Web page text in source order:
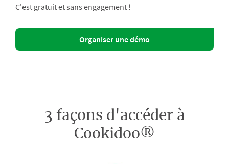
C'est gratuit et sans engagement !
Organiser une démo
3 façons d'accéder à
Cookidoo®